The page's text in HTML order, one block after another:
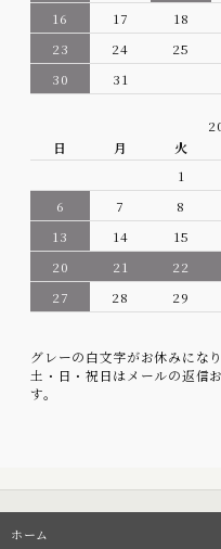
16
17 18
23
24 25
30
31
日
月 火
1
6
7 8
13
14 15
20
21 22
27
28 29
グレーの白文字がお休みになり
土・日・祝日はメールの返信
す。
ホーム